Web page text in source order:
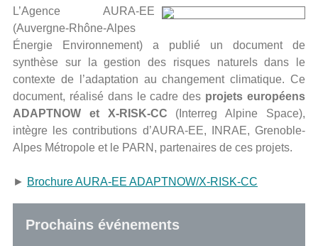
L’Agence AURA-EE
(Auvergne-Rhône-Alpes
Énergie Environnement) a publié un document de
synthèse sur la gestion des risques naturels dans le
contexte de l’adaptation au changement climatique. Ce
document, réalisé dans le cadre des projets européens
ADAPTNOW et X-RISK-CC (Interreg Alpine Space),
intègre les contributions d’AURA-EE, INRAE, Grenoble-
Alpes Métropole et le PARN, partenaires de ces projets.
► Brochure AURA-EE ADAPTNOW/X-RISK-CC
Prochains événements